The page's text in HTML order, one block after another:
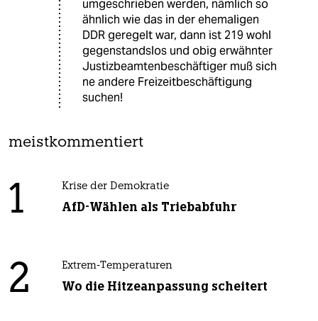
umgeschrieben werden, nämlich so
ähnlich wie das in der ehemaligen
DDR geregelt war, dann ist 219 wohl
gegenstandslos und obig erwähnter
Justizbeamtenbeschäftiger muß sich
ne andere Freizeitbeschäftigung
suchen!
meistkommentiert
1 Krise der Demokratie
AfD-Wählen als Triebabfuhr
2 Extrem-Temperaturen
Wo die Hitzeanpassung scheitert